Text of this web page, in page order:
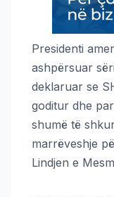
Presidenti
ashpërsuar
deklaruar se
goditur dhe
shumë të
marrëveshje
Lindjen e